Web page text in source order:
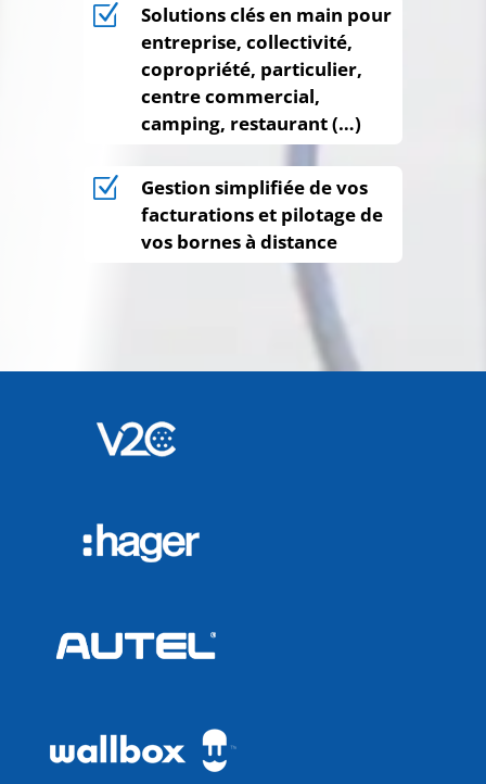
Z
Solutions clés en main pour
entreprise, collectivité,
copropriété, particulier,
centre commercial,
camping, restaurant (…)
Z
Gestion simplifiée de vos
facturations et pilotage de
vos bornes à distance